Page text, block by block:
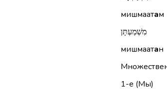
мишмаатам
מִשְׁמַעְתָּן
мишмаатан
1-е (Мы)